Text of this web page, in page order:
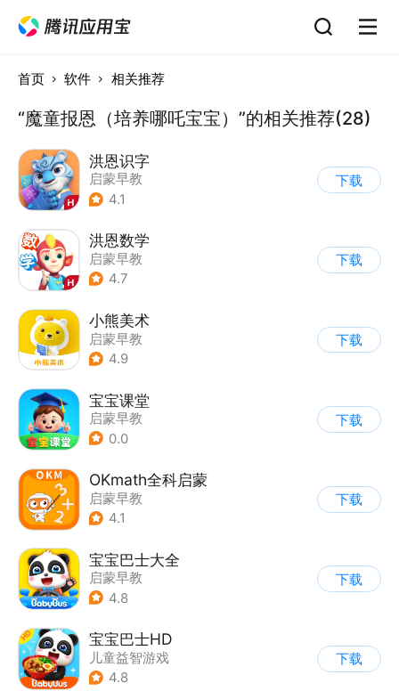
首页 软件 相关推荐
“魔童报恩（培养哪吒宝宝）”的相关推荐(28)
洪恩识字
启蒙早教
4.1
下载
洪恩数学
启蒙早教
4.7
下载
小熊美术
启蒙早教
4.9
下载
宝宝课堂
启蒙早教
0.0
下载
OKmath全科启蒙
启蒙早教
4.1
下载
宝宝巴士大全
启蒙早教
| 儿童益智游戏
4.8
下载
宝宝巴士HD
儿童益智游戏
| 启蒙早教
4.8
下载